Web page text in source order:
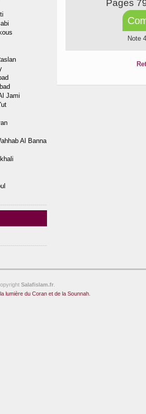
Pages
Note
Jami
Al Banna
Salafislam.fr
lumière du Coran et de la Sounnah.